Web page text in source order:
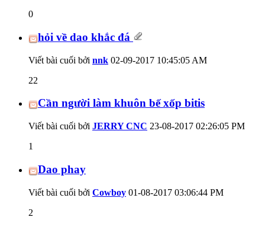
0
hỏi về dao khắc đá
Viết bài cuối bởi nnk 02-09-2017 10:45:05 AM
22
Cần người làm khuôn bế xốp bitis
Viết bài cuối bởi JERRY CNC 23-08-2017 02:26:05 PM
1
Dao phay
Viết bài cuối bởi Cowboy 01-08-2017 03:06:44 PM
2